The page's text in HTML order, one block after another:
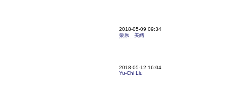
2018-05-09 09:34
栗原 美緒
2018-05-12 16:04
Yu-Chi Liu